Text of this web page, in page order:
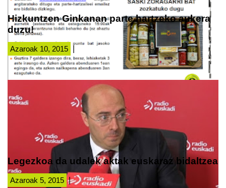
Hizkuntzen Ginkanan parte hartzeko aukera
duzu!
Azaroak 10, 2015
Legezkoa da udalek aktak euskaraz bidaltzea
Azaroak 5, 2015 |